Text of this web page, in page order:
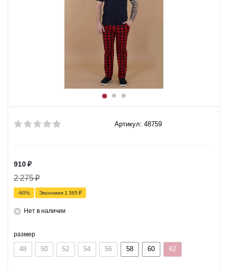
Артикул: 48759
910₽
2 275₽
-60% Экономия 1 365 ₽
Нет в наличии
размер
48 50 52 54 56 58 60 62